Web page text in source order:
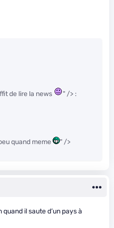
de lire la news " /> :
quand meme " />
il saute d’un pays à